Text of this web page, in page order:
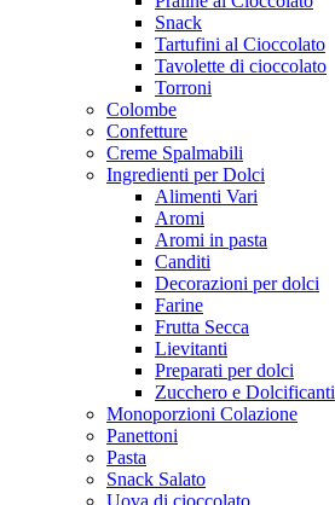
Snack
Tartufini al Cioccolato
Tavolette di cioccolato
Torroni
Colombe
Confetture
Creme Spalmabili
Ingredienti per Dolci
Alimenti Vari
Aromi
Aromi in pasta
Canditi
Decorazioni per dolci
Farine
Frutta Secca
Lievitanti
Preparati per dolci
Zucchero e Dolcificanti
Monoporzioni Colazione
Panettoni
Pasta
Snack Salato
Uova di cioccolato